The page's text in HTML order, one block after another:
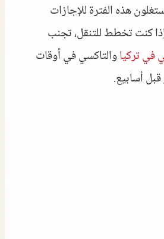
هذه الفترة للإجازات
كنت تخطط للتنقل، تجنب
في تركياوالتاكسي في أوقات
أسابيع.